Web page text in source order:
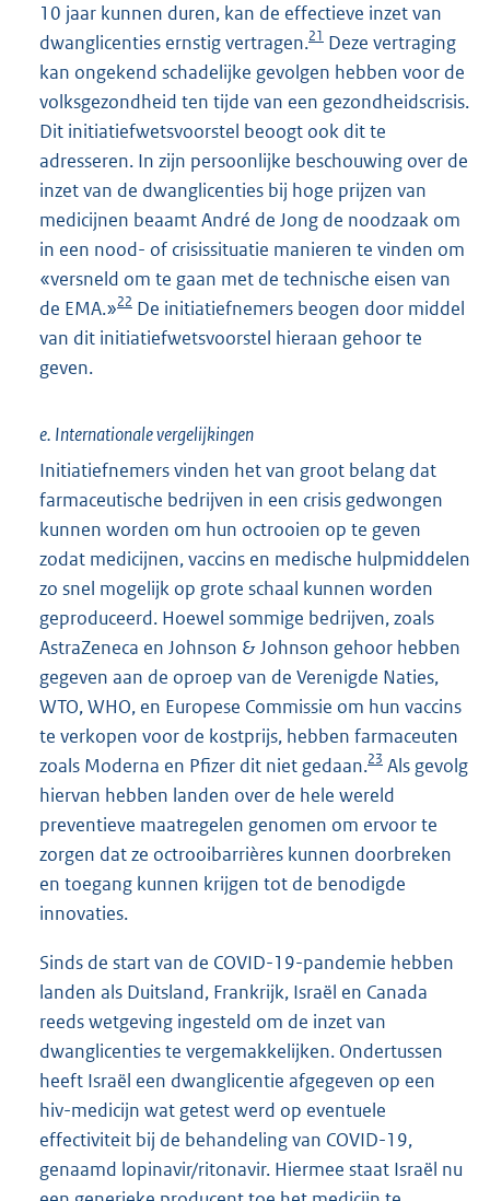
10 jaar kunnen duren, kan de effectieve inzet van
dwanglicenties ernstig vertragen.21 Deze vertraging
kan ongekend schadelijke gevolgen hebben voor de
volksgezondheid ten tijde van een gezondheidscrisis.
Dit initiatiefwetsvoorstel beoogt ook dit te
adresseren. In zijn persoonlijke beschouwing over de
inzet van de dwanglicenties bij hoge prijzen van
medicijnen beaamt André de Jong de noodzaak om
in een nood- of crisissituatie manieren te vinden om
«versneld om te gaan met de technische eisen van
de EMA.»22 De initiatiefnemers beogen door middel
van dit initiatiefwetsvoorstel hieraan gehoor te
geven.
e. Internationale vergelijkingen
Initiatiefnemers vinden het van groot belang dat
farmaceutische bedrijven in een crisis gedwongen
kunnen worden om hun octrooien op te geven
zodat medicijnen, vaccins en medische hulpmiddelen
zo snel mogelijk op grote schaal kunnen worden
geproduceerd. Hoewel sommige bedrijven, zoals
AstraZeneca en Johnson & Johnson gehoor hebben
gegeven aan de oproep van de Verenigde Naties,
WTO, WHO, en Europese Commissie om hun vaccins
te verkopen voor de kostprijs, hebben farmaceuten
zoals Moderna en Pfizer dit niet gedaan.23 Als gevolg
hiervan hebben landen over de hele wereld
preventieve maatregelen genomen om ervoor te
zorgen dat ze octrooibarrières kunnen doorbreken
en toegang kunnen krijgen tot de benodigde
innovaties.
Sinds de start van de COVID-19-pandemie hebben
landen als Duitsland, Frankrijk, Israël en Canada
reeds wetgeving ingesteld om de inzet van
dwanglicenties te vergemakkelijken. Ondertussen
heeft Israël een dwanglicentie afgegeven op een
hiv-medicijn wat getest werd op eventuele
effectiviteit bij de behandeling van COVID-19,
genaamd lopinavir/ritonavir. Hiermee staat Israël nu